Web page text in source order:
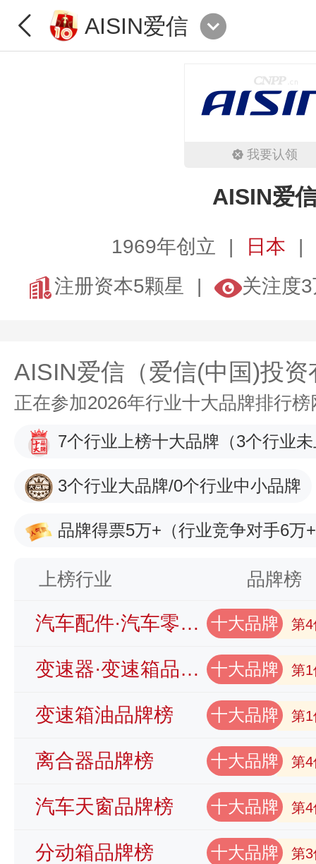
AISIN爱信
我要认领
AISIN爱
1969年创立
日本
注册资本5颗星
关注度
AISIN爱信（爱信(中国)投资
正在参加2026年行业十大品牌排行
7个行业上榜十大品牌 （3个行业
3个行业大品牌/0个行业中小品牌
品牌得票5万+ （行业竞争对手6万
上榜行业 品牌榜
汽车配件·汽车零部件品牌榜 十大品牌 第4
变速器·变速箱品牌榜 十大品牌 第1
变速箱油品牌榜 十大品牌 第1
离合器品牌榜 十大品牌 第4
汽车天窗品牌榜 十大品牌 第4
分动箱品牌榜 十大品牌 第3